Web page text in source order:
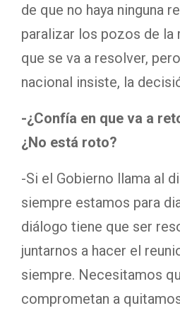
de que no haya ninguna
paralizar los pozos de la
que se va a resolver,
nacional insiste, la
-¿Confía en que va a
¿No está roto?
-Si el Gobierno llama al
siempre estamos para
diálogo tiene que ser
juntarnos a hacer el
siempre. Necesitamos
comprometan a